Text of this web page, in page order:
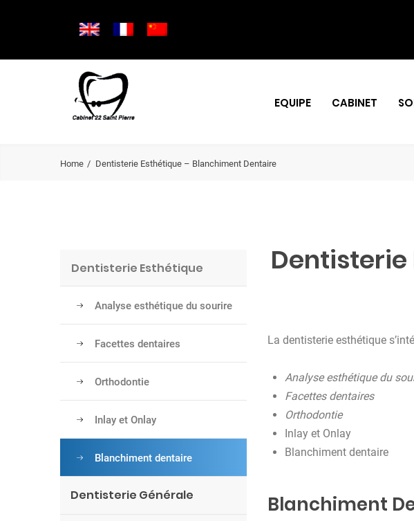
EQUIPE CABINET
Home Dentisterie Esthétique – Blanchiment Dentaire
Dentisterie Esthétique
Analyse esthétique du sourire
Facettes dentaires
Orthodontie
Inlay et Onlay
Blanchiment dentaire
Dentisterie Générale
Dentisterie
La dentisterie esthétique
Analyse esthétique du
Facettes dentaires
Orthodontie
Inlay et Onlay
Blanchiment dentaire
Blanchiment